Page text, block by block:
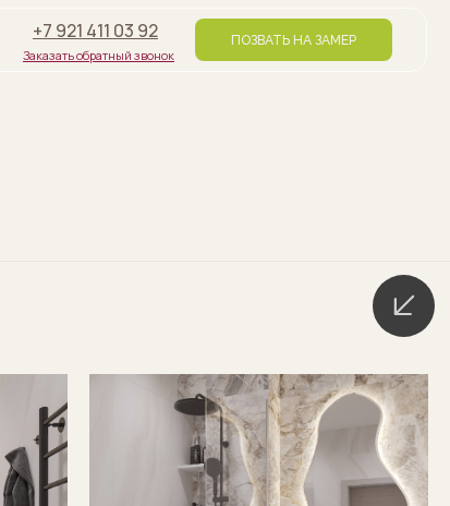
ПОЗВАТЬ НА ЗАМЕР
+7 921 411 03 92
Заказать обратный звонок